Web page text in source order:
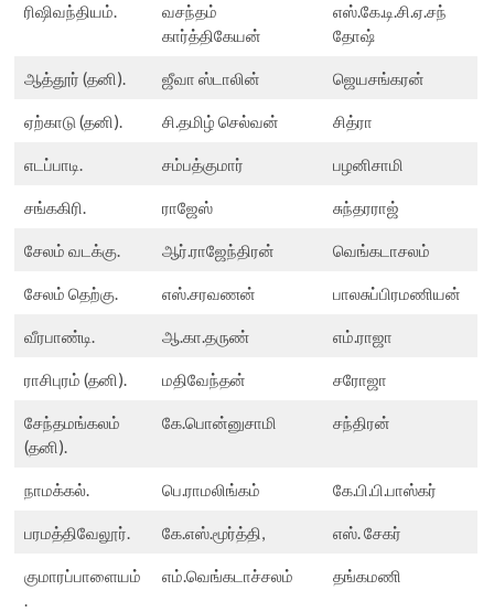
ரிஷிவந்தியம்.
வசந்தம்
கார்த்திகேயன்
எஸ்.கே.டி.சி.ஏ.சந்
தோஷ்
ஆத்தூர் (தனி). ஜீவா ஸ்டாலின் ஜெயசங்கரன்
ஏற்காடு (தனி). சி.தமிழ் செல்வன் சித்ரா
எடப்பாடி. சம்பத்குமார் பழனிசாமி
சங்ககிரி. ராஜேஸ் சுந்தரராஜ்
சேலம் வடக்கு. ஆர்.ராஜேந்திரன் வெங்கடாசலம்
சேலம் தெற்கு. எஸ்.சரவணன் பாலசுப்பிரமணியன்
வீரபாண்டி. ஆ.கா.தருண் எம்.ராஜா
ராசிபுரம் (தனி). மதிவேந்தன் சரோஜா
சேந்தமங்கலம்
(தனி).
கே.பொன்னுசாமி சந்திரன்
நாமக்கல். பெ.ராமலிங்கம் கே.பி.பி.பாஸ்கர்
பரமத்திவேலூர். கே.எஸ்.மூர்த்தி, எஸ். சேகர்
குமாரப்பாளையம்
.
எம்.வெங்கடாச்சலம் தங்கமணி